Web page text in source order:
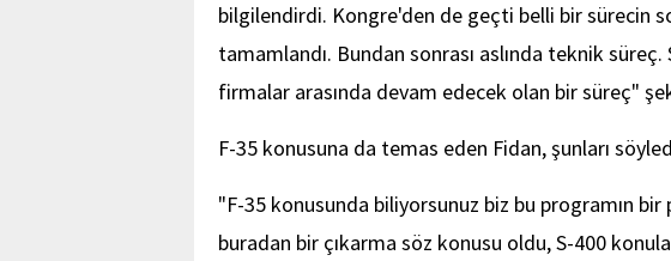
bilgilendirdi. Kongre'den de geçti belli bir sürecin
tamamlandı. Bundan sonrası aslında teknik süreç.
firmalar arasında devam edecek olan bir süreç"
F-35 konusuna da temas eden Fidan, şunları
"F-35 konusunda biliyorsunuz biz bu programın bir
buradan bir çıkarma söz konusu oldu, S-400